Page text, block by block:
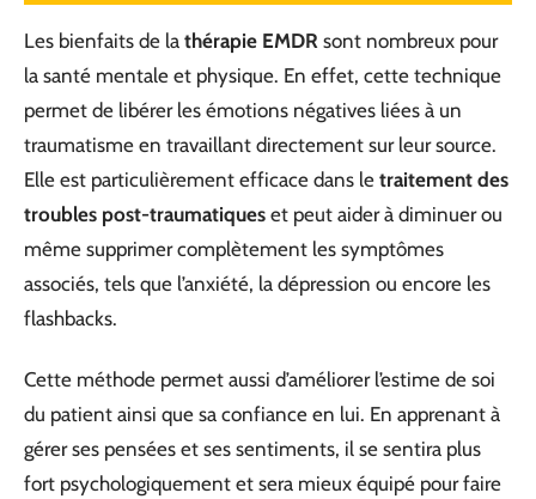
Les bienfaits de la thérapie EMDR sont nombreux pour
la santé mentale et physique. En effet, cette technique
permet de libérer les émotions négatives liées à un
traumatisme en travaillant directement sur leur source.
Elle est particulièrement efficace dans le traitement des
troubles post-traumatiques et peut aider à diminuer ou
même supprimer complètement les symptômes
associés, tels que l’anxiété, la dépression ou encore les
flashbacks.
Cette méthode permet aussi d’améliorer l’estime de soi
du patient ainsi que sa confiance en lui. En apprenant à
gérer ses pensées et ses sentiments, il se sentira plus
fort psychologiquement et sera mieux équipé pour faire